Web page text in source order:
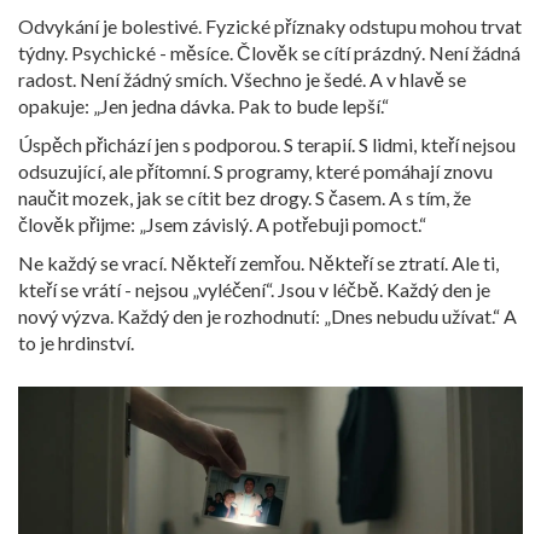
Odvykání je bolestivé. Fyzické příznaky odstupu mohou trvat
týdny. Psychické - měsíce. Člověk se cítí prázdný. Není žádná
radost. Není žádný smích. Všechno je šedé. A v hlavě se
opakuje: „Jen jedna dávka. Pak to bude lepší.“
Úspěch přichází jen s podporou. S terapií. S lidmi, kteří nejsou
odsuzující, ale přítomní. S programy, které pomáhají znovu
naučit mozek, jak se cítit bez drogy. S časem. A s tím, že
člověk přijme: „Jsem závislý. A potřebuji pomoct.“
Ne každý se vrací. Někteří zemřou. Někteří se ztratí. Ale ti,
kteří se vrátí - nejsou „vyléčení“. Jsou v léčbě. Každý den je
nový výzva. Každý den je rozhodnutí: „Dnes nebudu užívat.“ A
to je hrdinství.